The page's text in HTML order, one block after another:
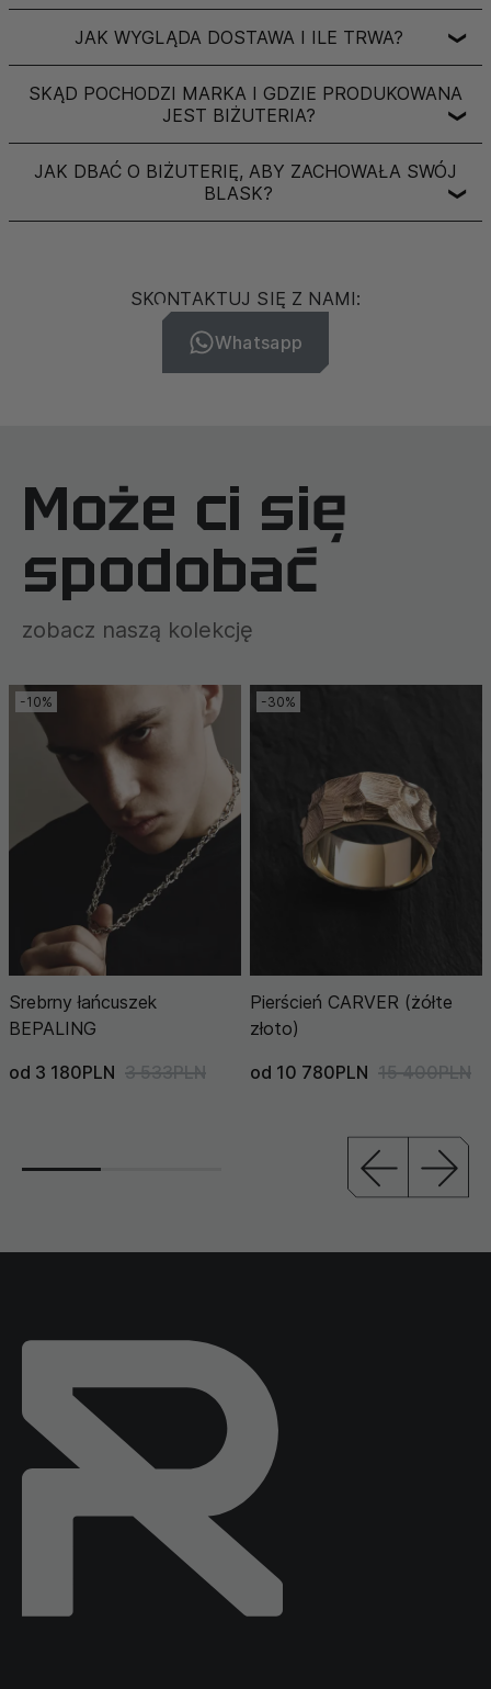
JAK WYGLĄDA DOSTAWA I ILE TRWA? ❯
SKĄD POCHODZI MARKA I GDZIE PRODUKOWANA
JEST BIŻUTERIA?
❯
JAK DBAĆ O BIŻUTERIĘ, ABY ZACHOWAŁA SWÓJ
BLASK?
❯
SKONTAKTUJ SIĘ Z NAMI:
Whatsapp
Może ci się
spodobać
zobacz naszą kolekcję
-10%
Srebrny łańcuszek
BEPALING
od 3 180PLN 3 533PLN
-30%
Pierścień CARVER (żółte
złoto)
od 10 780PLN 15 400PLN